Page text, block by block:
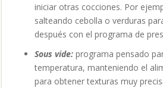
iniciar otras cocciones. Por
salteando cebolla o verduras
después con el programa de
Sous vide: programa pensado
temperatura, manteniendo el
para obtener texturas muy